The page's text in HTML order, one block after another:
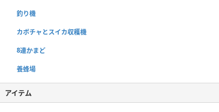
釣り機
カボチャとスイカ収穫機
8連かまど
養蜂場
アイテム